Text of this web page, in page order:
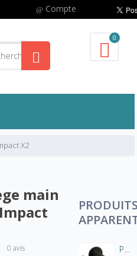
Compte
0
X2
main
0 avis
Poignées Quad / Moto Half Grip